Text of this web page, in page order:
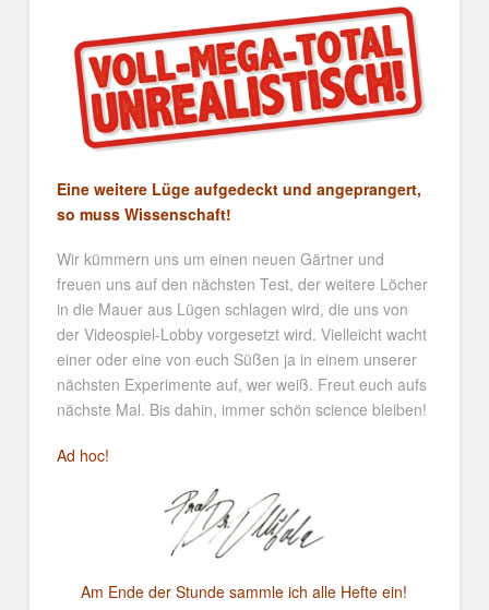
Eine weitere Lüge aufgedeckt und angeprangert,
so muss Wissenschaft!
Wir kümmern uns um einen neuen Gärtner und
freuen uns auf den nächsten Test, der weitere Löcher
in die Mauer aus Lügen schlagen wird, die uns von
der Videospiel-Lobby vorgesetzt wird. Vielleicht wacht
einer oder eine von euch Süßen ja in einem unserer
nächsten Experimente auf, wer weiß. Freut euch aufs
nächste Mal. Bis dahin, immer schön science bleiben!
Ad hoc!
Am Ende der Stunde sammle ich alle Hefte ein!